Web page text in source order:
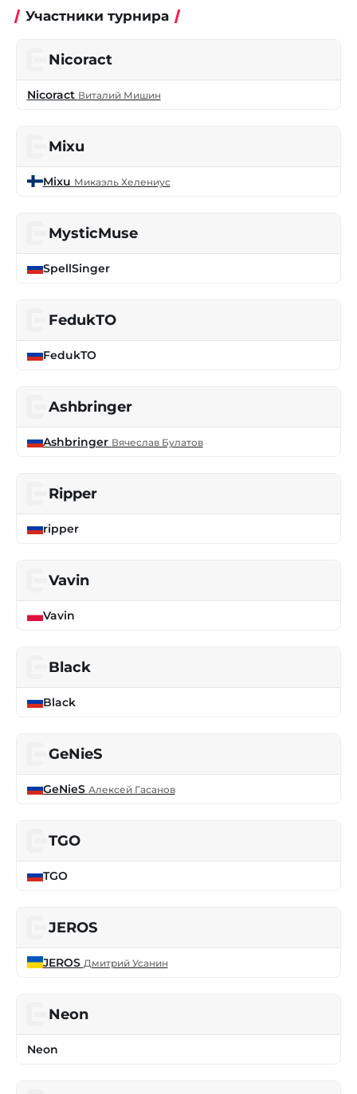
Участники турнира
Nicoract
Nicoract Виталий Мишин
Mixu
Mixu Микаэль Хелениус
MysticMuse
SpellSinger
FedukTO
FedukTO
Ashbringer
Ashbringer Вячеслав Булатов
Ripper
ripper
Vavin
Vavin
Black
Black
GeNieS
GeNieS Алексей Гасанов
TGO
TGO
JEROS
JEROS Дмитрий Усанин
Neon
Neon